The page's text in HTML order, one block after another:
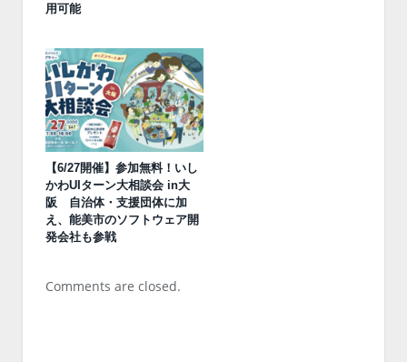
用可能
【6/27開催】参加無料！いし
かわUIターン大相談会 in大
阪 自治体・支援団体に加
え、能美市のソフトウェア開
発会社も参戦
Comments are closed.